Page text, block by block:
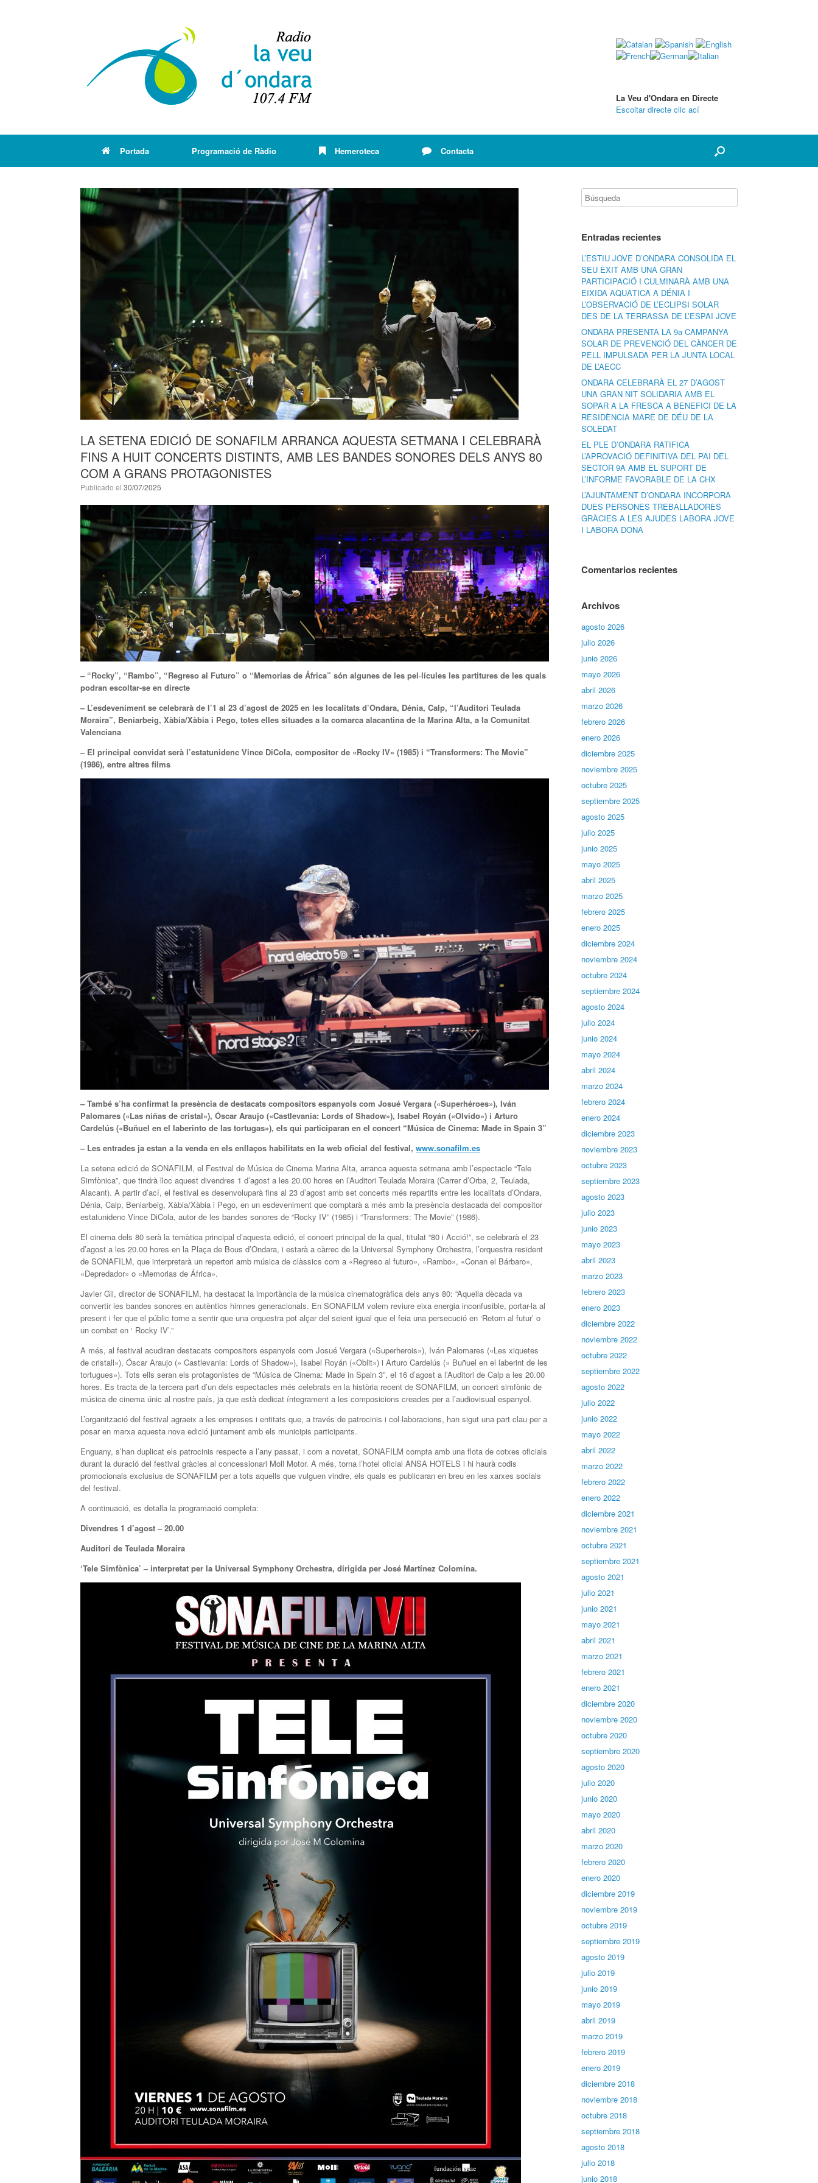
La Veu d'Ondara en Directe
Escoltar directe clic ací
Portada Programació de Ràdio Hemeroteca Contacta
LA SETENA EDICIÓ DE SONAFILM ARRANCA AQUESTA SETMANA I CELEBRARÀ
FINS A HUIT CONCERTS DISTINTS, AMB LES BANDES SONORES DELS ANYS 80
COM A GRANS PROTAGONISTES
Publicado el 30/07/2025
– “Rocky”, “Rambo”, “Regreso al Futuro” o “Memorias de África” són algunes de les pel·lícules les partitures de les quals
podran escoltar-se en directe
– L’esdeveniment se celebrarà de l’1 al 23 d’agost de 2025 en les localitats d’Ondara, Dénia, Calp, “l’Auditori Teulada
Moraira”, Beniarbeig, Xàbia/Xàbia i Pego, totes elles situades a la comarca alacantina de la Marina Alta, a la Comunitat
Valenciana
– El principal convidat serà l’estatunidenc Vince DiCola, compositor de «Rocky IV» (1985) i “Transformers: The Movie”
(1986), entre altres films
– També s’ha confirmat la presència de destacats compositors espanyols com Josué Vergara («Superhéroes»), Iván
Palomares («Las niñas de cristal»), Óscar Araujo («Castlevania: Lords of Shadow»), Isabel Royán («Olvido») i Arturo
Cardelús («Buñuel en el laberinto de las tortugas»), els qui participaran en el concert “Música de Cinema: Made in Spain 3”
– Les entrades ja estan a la venda en els enllaços habilitats en la web oficial del festival, www.sonafilm.es
La setena edició de SONAFILM, el Festival de Música de Cinema Marina Alta, arranca aquesta setmana amb l’espectacle “Tele
Simfònica”, que tindrà lloc aquest divendres 1 d’agost a les 20.00 hores en l’Auditori Teulada Moraira (Carrer d’Orba, 2, Teulada,
Alacant). A partir d’ací, el festival es desenvoluparà fins al 23 d’agost amb set concerts més repartits entre les localitats d’Ondara,
Dénia, Calp, Beniarbeig, Xàbia/Xàbia i Pego, en un esdeveniment que comptarà a més amb la presència destacada del compositor
estatunidenc Vince DiCola, autor de les bandes sonores de “Rocky IV” (1985) i “Transformers: The Movie” (1986).
El cinema dels 80 serà la temàtica principal d’aquesta edició, el concert principal de la qual, titulat “80 i Acció!”, se celebrarà el 23
d’agost a les 20.00 hores en la Plaça de Bous d’Ondara, i estarà a càrrec de la Universal Symphony Orchestra, l’orquestra resident
de SONAFILM, que interpretarà un repertori amb música de clàssics com a «Regreso al futuro», «Rambo», «Conan el Bárbaro»,
«Depredador» o «Memorias de África».
Javier Gil, director de SONAFILM, ha destacat la importància de la música cinematogràfica dels anys 80: “Aquella dècada va
convertir les bandes sonores en autèntics himnes generacionals. En SONAFILM volem reviure eixa energia inconfusible, portar-la al
present i fer que el públic torne a sentir que una orquestra pot alçar del seient igual que el feia una persecució en ‘Retorn al futur’ o
un combat en ‘ Rocky IV’.”
A més, al festival acudiran destacats compositors espanyols com Josué Vergara («Superherois»), Iván Palomares («Les xiquetes
de cristall»), Óscar Araujo (» Castlevania: Lords of Shadow»), Isabel Royán («Oblit») i Arturo Cardelús (» Buñuel en el laberint de les
tortugues»). Tots ells seran els protagonistes de “Música de Cinema: Made in Spain 3”, el 16 d’agost a l’Auditori de Calp a les 20.00
hores. Es tracta de la tercera part d’un dels espectacles més celebrats en la història recent de SONAFILM, un concert simfònic de
música de cinema únic al nostre país, ja que està dedicat íntegrament a les composicions creades per a l’audiovisual espanyol.
L’organització del festival agraeix a les empreses i entitats que, a través de patrocinis i col·laboracions, han sigut una part clau per a
posar en marxa aquesta nova edició juntament amb els municipis participants.
Enguany, s’han duplicat els patrocinis respecte a l’any passat, i com a novetat, SONAFILM compta amb una flota de cotxes oficials
durant la duració del festival gràcies al concessionari Moll Motor. A més, torna l’hotel oficial ANSA HOTELS i hi haurà codis
promocionals exclusius de SONAFILM per a tots aquells que vulguen vindre, els quals es publicaran en breu en les xarxes socials
del festival.
A continuació, es detalla la programació completa:
Divendres 1 d’agost – 20.00
Auditori de Teulada Moraira
‘Tele Simfònica’ – interpretat per la Universal Symphony Orchestra, dirigida per José Martínez Colomina.
Entradas recientes
L’ESTIU JOVE D’ONDARA CONSOLIDA EL
SEU ÈXIT AMB UNA GRAN
PARTICIPACIÓ I CULMINARÀ AMB UNA
EIXIDA AQUÀTICA A DÉNIA I
L’OBSERVACIÓ DE L’ECLIPSI SOLAR
DES DE LA TERRASSA DE L’ESPAI JOVE
ONDARA PRESENTA LA 9a CAMPANYA
SOLAR DE PREVENCIÓ DEL CÀNCER DE
PELL IMPULSADA PER LA JUNTA LOCAL
DE L’AECC
ONDARA CELEBRARÀ EL 27 D’AGOST
UNA GRAN NIT SOLIDÀRIA AMB EL
SOPAR A LA FRESCA A BENEFICI DE LA
RESIDÈNCIA MARE DE DÉU DE LA
SOLEDAT
EL PLE D’ONDARA RATIFICA
L’APROVACIÓ DEFINITIVA DEL PAI DEL
SECTOR 9A AMB EL SUPORT DE
L’INFORME FAVORABLE DE LA CHX
L’AJUNTAMENT D’ONDARA INCORPORA
DUES PERSONES TREBALLADORES
GRÀCIES A LES AJUDES LABORA JOVE
I LABORA DONA
Comentarios recientes
Archivos
agosto 2026
julio 2026
junio 2026
mayo 2026
abril 2026
marzo 2026
febrero 2026
enero 2026
diciembre 2025
noviembre 2025
octubre 2025
septiembre 2025
agosto 2025
julio 2025
junio 2025
mayo 2025
abril 2025
marzo 2025
febrero 2025
enero 2025
diciembre 2024
noviembre 2024
octubre 2024
septiembre 2024
agosto 2024
julio 2024
junio 2024
mayo 2024
abril 2024
marzo 2024
febrero 2024
enero 2024
diciembre 2023
noviembre 2023
octubre 2023
septiembre 2023
agosto 2023
julio 2023
junio 2023
mayo 2023
abril 2023
marzo 2023
febrero 2023
enero 2023
diciembre 2022
noviembre 2022
octubre 2022
septiembre 2022
agosto 2022
julio 2022
junio 2022
mayo 2022
abril 2022
marzo 2022
febrero 2022
enero 2022
diciembre 2021
noviembre 2021
octubre 2021
septiembre 2021
agosto 2021
julio 2021
junio 2021
mayo 2021
abril 2021
marzo 2021
febrero 2021
enero 2021
diciembre 2020
noviembre 2020
octubre 2020
septiembre 2020
agosto 2020
julio 2020
junio 2020
mayo 2020
abril 2020
marzo 2020
febrero 2020
enero 2020
diciembre 2019
noviembre 2019
octubre 2019
septiembre 2019
agosto 2019
julio 2019
junio 2019
mayo 2019
abril 2019
marzo 2019
febrero 2019
enero 2019
diciembre 2018
noviembre 2018
octubre 2018
septiembre 2018
agosto 2018
julio 2018
junio 2018